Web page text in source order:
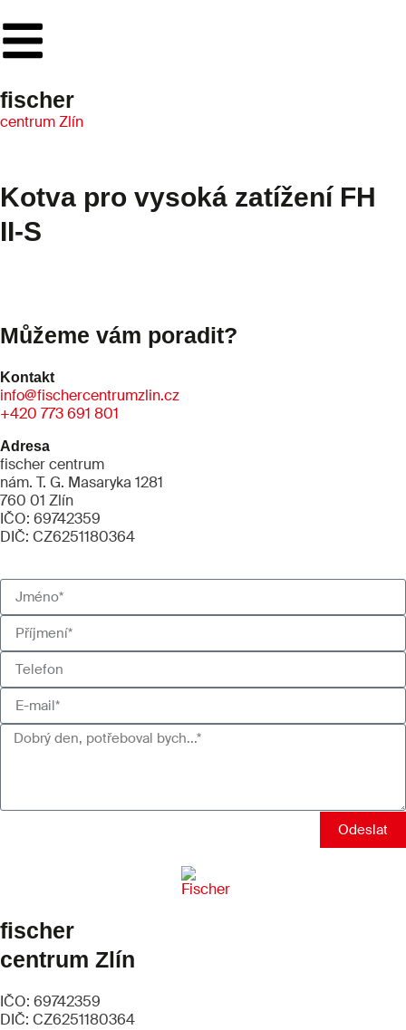
fischer
centrum Zlín
Kotva pro vysoká zatížení FH
II-S
Můžeme vám poradit?
Kontakt
info@fischercentrumzlin.cz
+420 773 691 801
Adresa
fischer centrum
nám. T. G. Masaryka 1281
760 01 Zlín
IČO: 69742359
DIČ: CZ6251180364
Odeslat
fischer
centrum Zlín
IČO: 69742359
DIČ: CZ6251180364